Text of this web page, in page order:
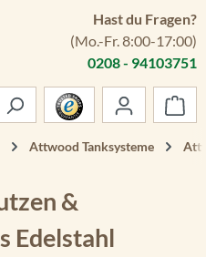
Hast du Fragen?
(Mo.-Fr. 8:00-17:00)
0208 - 94103751
Attwood Tanksysteme
&
Edelstahl